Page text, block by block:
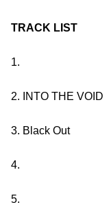
TRACK LIST
1.
2. INTO THE VOID
3. Black Out
4.
5.